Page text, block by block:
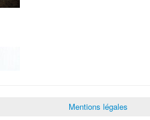
Mentions légales